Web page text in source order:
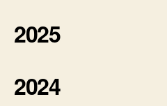
2025
2024